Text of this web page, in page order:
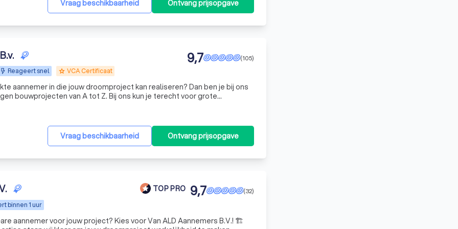
Vraag beschikbaarheid
Ontvang prijsopgave
Reageert snel grade VCA Certificaat
(105)
9,7
aannemer in die jouw droomproject kan realiseren? Dan ben je bij ons
grote
Vraag beschikbaarheid Ontvang prijsopgave
TOP PRO
binnen 1 uur
(32)
9,7
aannemer voor jouw project? Kies voor Van ALD Aannemers B.V.! 🏗️